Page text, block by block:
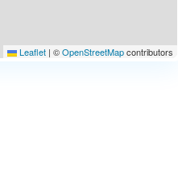
Leaflet | ©OpenStreetMapcontributors